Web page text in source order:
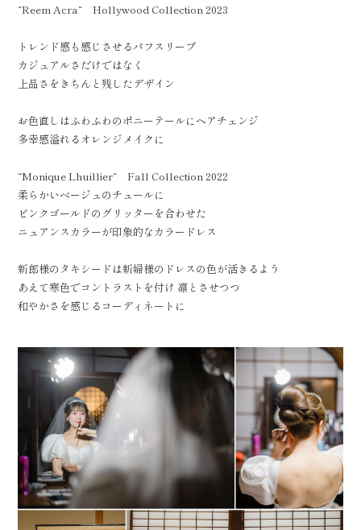
“Reem Acra“ Hollywood Collection 2023
トレンド感も感じさせるパフスリーブ
カジュアルさだけではなく
上品さをきちんと残したデザイン
お色直しはふわふわのポニーテールにヘアチェンジ
多幸感溢れるオレンジメイクに
“Monique Lhuillier“ Fall Collection 2022
柔らかいベージュのチュールに
ピンクゴールドのグリッターを合わせた
ニュアンスカラーが印象的なカラードレス
新郎様のタキシードは新婦様のドレスの色が活きるよう
あえて寒色でコントラストを付け 凛とさせつつ
和やかさを感じるコーディネートに